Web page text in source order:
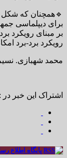
🔹همچنان که شکل
برای دیپلماسی
بر مبنای رویکرد
رویکرد برد-برد
محمد شهبازی.
اشتراک این خبر در :
پایگاه اطلاع